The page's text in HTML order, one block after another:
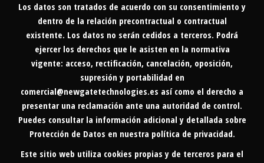
Los datos son tratados de acuerdo con su consentimiento y
dentro de la relación precontractual o contractual
existente. Los datos no serán cedidos a terceros. Podrá
ejercer los derechos que le asisten en la normativa
vigente: acceso, rectificación, cancelación, oposición,
supresión y portabilidad en
comercial@newgatetechnologies.es así como el derecho a
presentar una reclamación ante una autoridad de control.
Puedes consultar la información adicional y detallada sobre
Protección de Datos en nuestra política de privacidad.
Este sitio web utiliza cookies propias y de terceros para el